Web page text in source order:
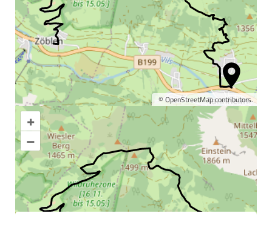
© OpenStreetMapcontributors.
+
–
Karte vergrößern
Informationen &
Wissenswertes